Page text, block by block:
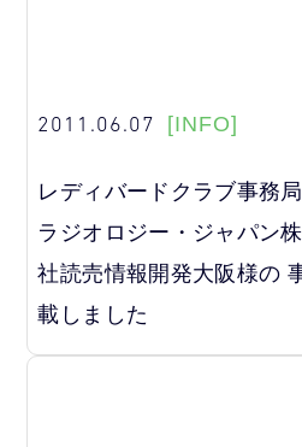
2011.06.07 [INFO]
レディバードクラブ事務
ラジオロジー・ジャパン
社読売情報開発大阪様の
載しました